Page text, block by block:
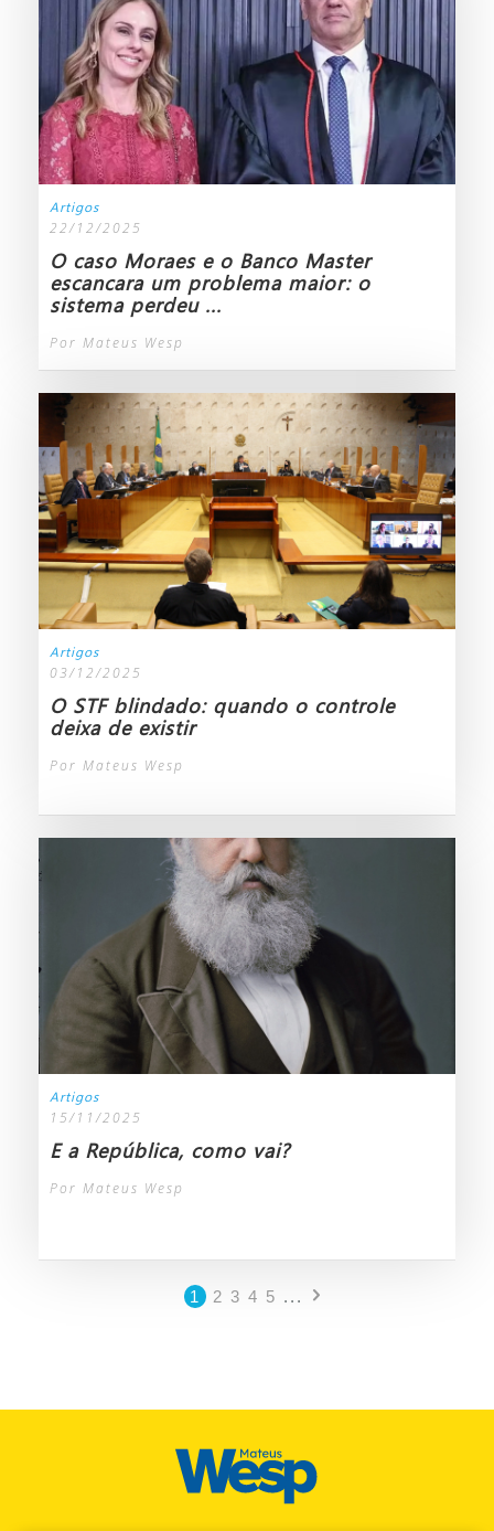
Artigos
22/12/2025
O caso Moraes e o Banco Master
escancara um problema maior: o
sistema perdeu ...
Por Mateus Wesp
Artigos
03/12/2025
O STF blindado: quando o controle
deixa de existir
Por Mateus Wesp
Artigos
15/11/2025
E a República, como vai?
Por Mateus Wesp
1 2 3 4 5 ...